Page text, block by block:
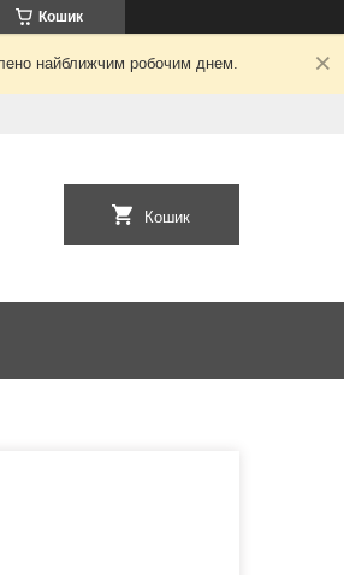
Кошик
найближчим робочим днем.
Кошик